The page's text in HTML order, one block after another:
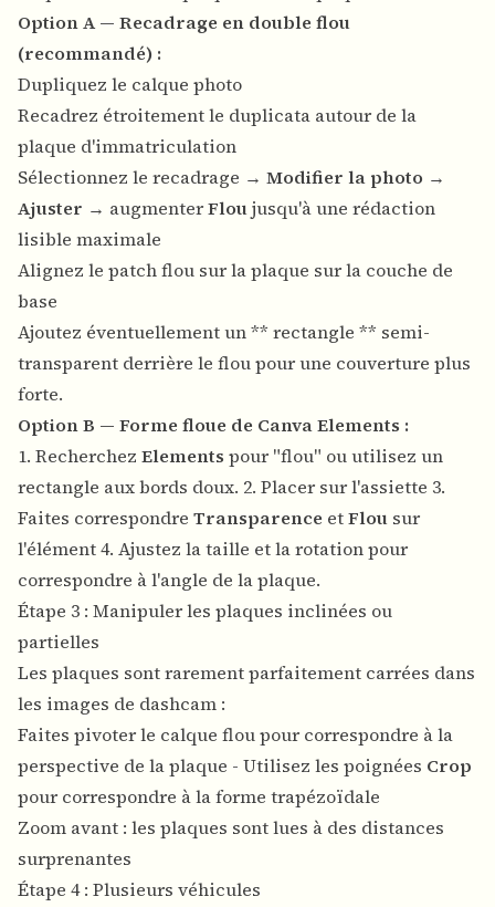
Option A — Recadrage en double flou
(recommandé) :
Dupliquez le calque photo
Recadrez étroitement le duplicata autour de la
plaque d'immatriculation
Sélectionnez le recadrage → Modifier la photo →
Ajuster → augmenterFloujusqu'à une rédaction
lisible maximale
Alignez le patch flou sur la plaque sur la couche de
base
Ajoutez éventuellement un ** rectangle ** semi-
transparent derrière le flou pour une couverture plus
forte.
Option B — Forme floue de Canva Elements :
1. Recherchez Elements pour "flou" ou utilisez un
rectangle aux bords doux. 2. Placer sur l'assiette 3.
Faites correspondre Transparence etFlou sur
l'élément 4. Ajustez la taille et la rotation pour
correspondre à l'angle de la plaque.
Étape 3 : Manipuler les plaques inclinées ou
partielles
Les plaques sont rarement parfaitement carrées dans
les images de dashcam :
Faites pivoter le calque flou pour correspondre à la
perspective de la plaque - Utilisez les poignées Crop
pour correspondre à la forme trapézoïdale
Zoom avant : les plaques sont lues à des distances
surprenantes
Étape 4 : Plusieurs véhicules